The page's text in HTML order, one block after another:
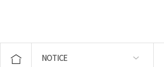
NOTICE